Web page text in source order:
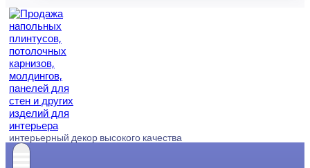
интерьерный декор высокого качества